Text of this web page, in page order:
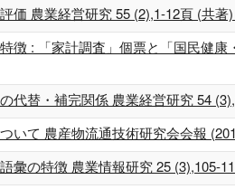
価 農業経営研究 55 (2),1-12頁 (共著
徴 : 「家計調査」個票と「国民健
代替・補完関係 農業経営研究 54
いて 農産物流通技術研究会会報
彙の特徴 農業情報研究 25 (3),105-